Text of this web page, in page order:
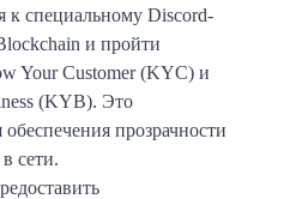
к специальному Discord-
и пройти
Your Customer (KYC) и
(KYB). Это
прозрачности
сети.